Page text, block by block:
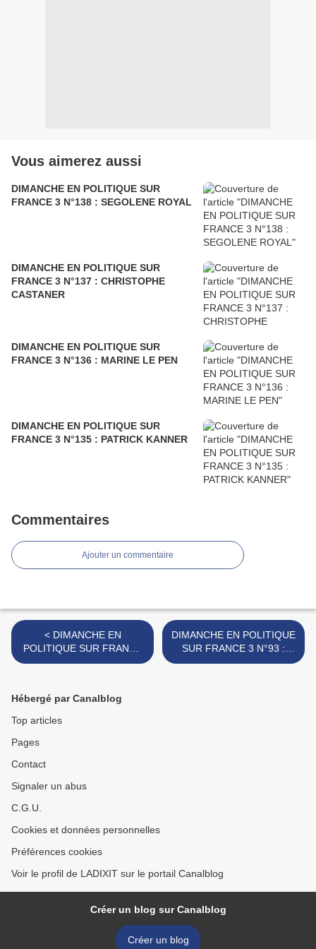
Vous aimerez aussi
DIMANCHE EN POLITIQUE SUR
FRANCE 3 N°138 : SEGOLENE ROYAL
DIMANCHE EN POLITIQUE SUR
FRANCE 3 N°137 : CHRISTOPHE
CASTANER
DIMANCHE EN POLITIQUE SUR
FRANCE 3 N°136 : MARINE LE PEN
DIMANCHE EN POLITIQUE SUR
FRANCE 3 N°135 : PATRICK KANNER
Commentaires
Ajouter un commentaire
< DIMANCHE EN
POLITIQUE SUR FRANCE
3 N°91 : MARINE LE PEN
DIMANCHE EN POLITIQUE
SUR FRANCE 3 N°93 :
RICHARD FERRAND >
Hébergé par Canalblog
Top articles
Pages
Contact
Signaler un abus
C.G.U.
Cookies et données personnelles
Préférences cookies
Voir le profil de LADIXIT sur le portail Canalblog
Créer un blog sur Canalblog
Créer un blog